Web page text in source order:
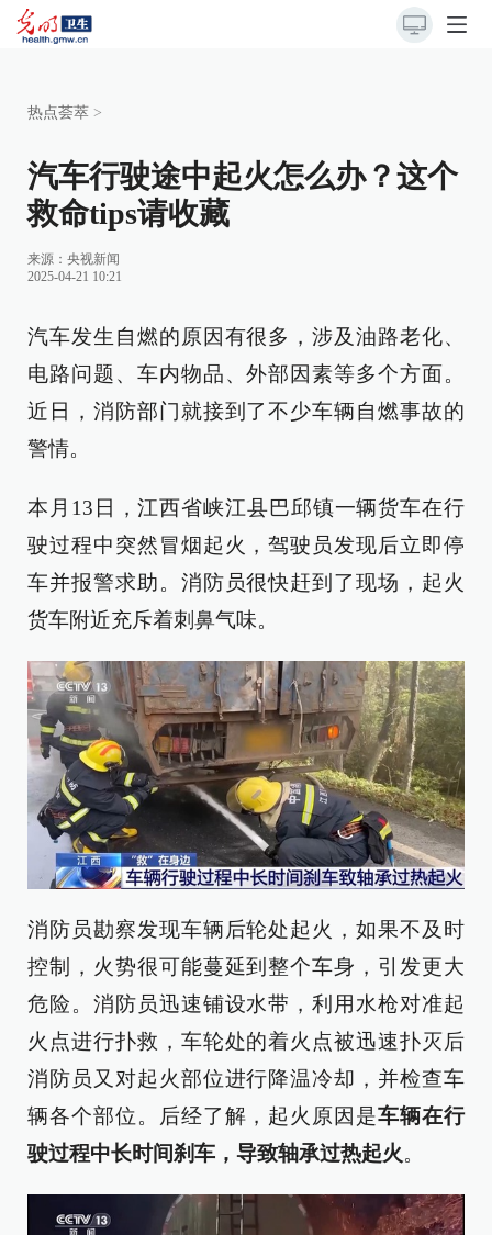
热点荟萃 >
汽车行驶途中起火怎么办？这个
救命tips请收藏
来源： 央视新闻
2025-04-21 10:21
汽车发生自燃的原因有很多，涉及油路老化、
电路问题、车内物品、外部因素等多个方面。
近日，消防部门就接到了不少车辆自燃事故的
警情。
本月13日，江西省峡江县巴邱镇一辆货车在行
驶过程中突然冒烟起火，驾驶员发现后立即停
车并报警求助。消防员很快赶到了现场，起火
货车附近充斥着刺鼻气味。
消防员勘察发现车辆后轮处起火，如果不及时
控制，火势很可能蔓延到整个车身，引发更大
危险。消防员迅速铺设水带，利用水枪对准起
火点进行扑救，车轮处的着火点被迅速扑灭后
消防员又对起火部位进行降温冷却，并检查车
辆各个部位。后经了解，起火原因是车辆在行
驶过程中长时间刹车，导致轴承过热起火。